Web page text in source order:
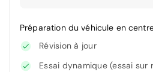
Préparation du véhicule en
Révision à jour
Essai dynamique (essai sur